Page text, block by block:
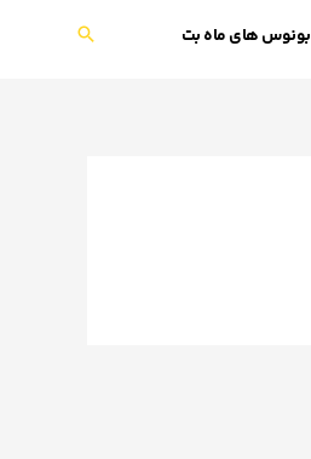
بونوس های ماه بت